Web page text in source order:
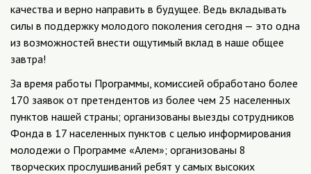
качества и верно направить в будущее. Ведь вкладывать
силы в поддержку молодого поколения сегодня — это одна
из возможностей внести ощутимый вклад в наше общее
завтра!
За время работы Программы, комиссией обработано более
170 заявок от претендентов из более чем 25 населенных
пунктов нашей страны; организованы выезды сотрудников
Фонда в 17 населенных пунктов с целью информирования
молодежи о Программе «Алем»; организованы 8
творческих прослушиваний ребят у самых высоких